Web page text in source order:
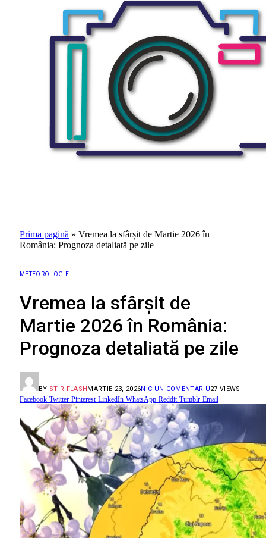
Prima pagină » Vremea la sfârșit de Martie 2026 în
România: Prognoza detaliată pe zile
METEOROLOGIE
Vremea la sfârșit de
Martie 2026 în România:
Prognoza detaliată pe zile
BY STIRIFLASHMARTIE 23, 2026NICIUN COMENTARIU27 VIEWS
Facebook Twitter Pinterest LinkedIn WhatsApp Reddit Tumblr Email